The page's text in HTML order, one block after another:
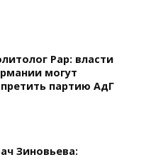
Рар: власти
могут
партию АдГ
Зиновьева: